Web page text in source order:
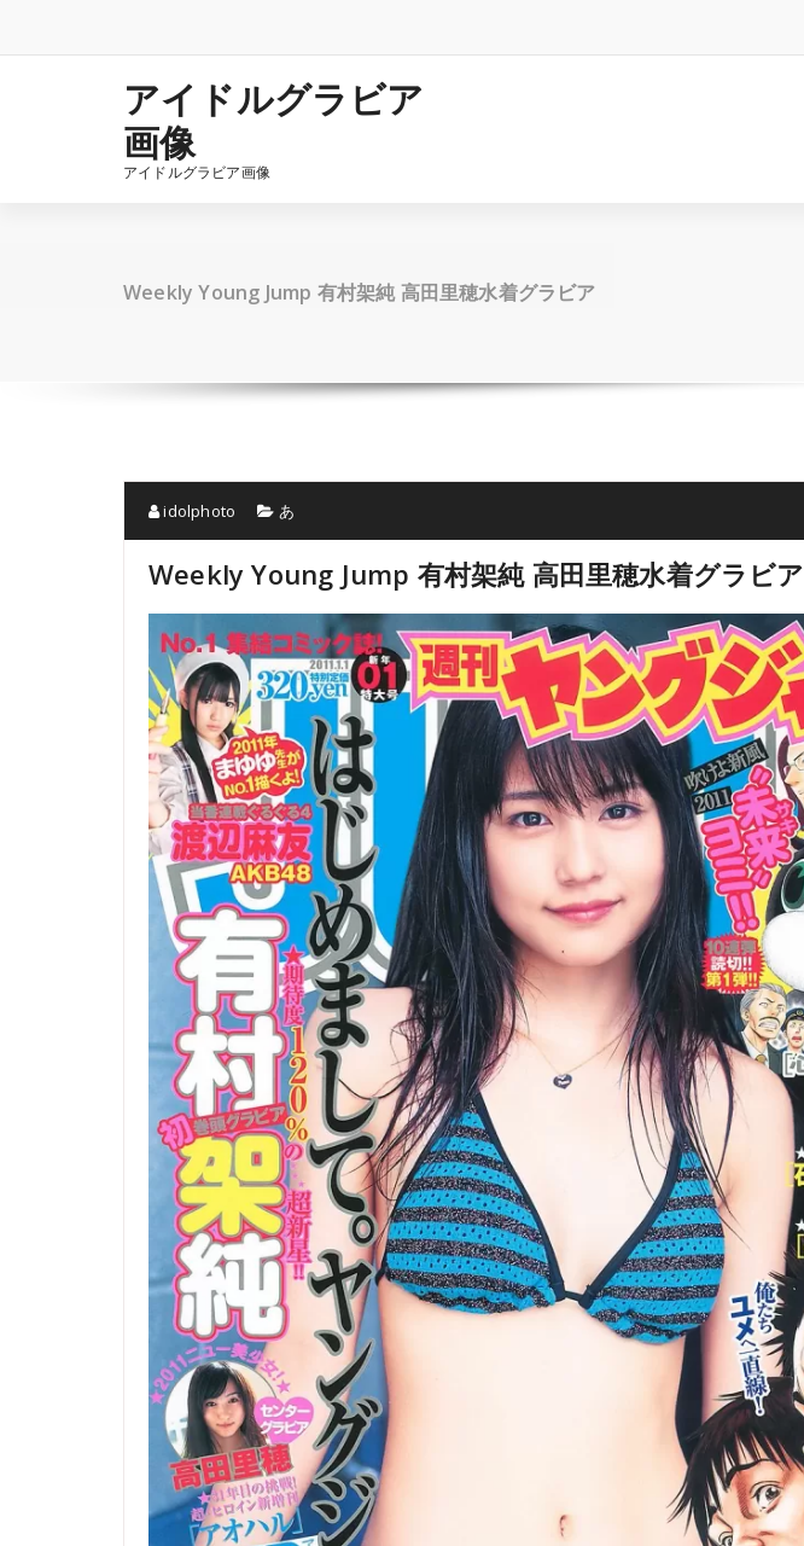
テ
アイドルグラビア
画像
アイドルグラビア画像
Weekly Young Jump 有村架純 高田里穂水着グラビア
idolphoto あ
Weekly Young Jump 有村架純 高田里穂水着グラビア